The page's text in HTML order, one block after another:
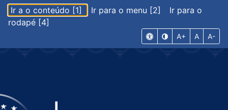
Ir a o conteúdo [1] Ir para o menu [2]
Ir para o
rodapé [4]
A+ A A-